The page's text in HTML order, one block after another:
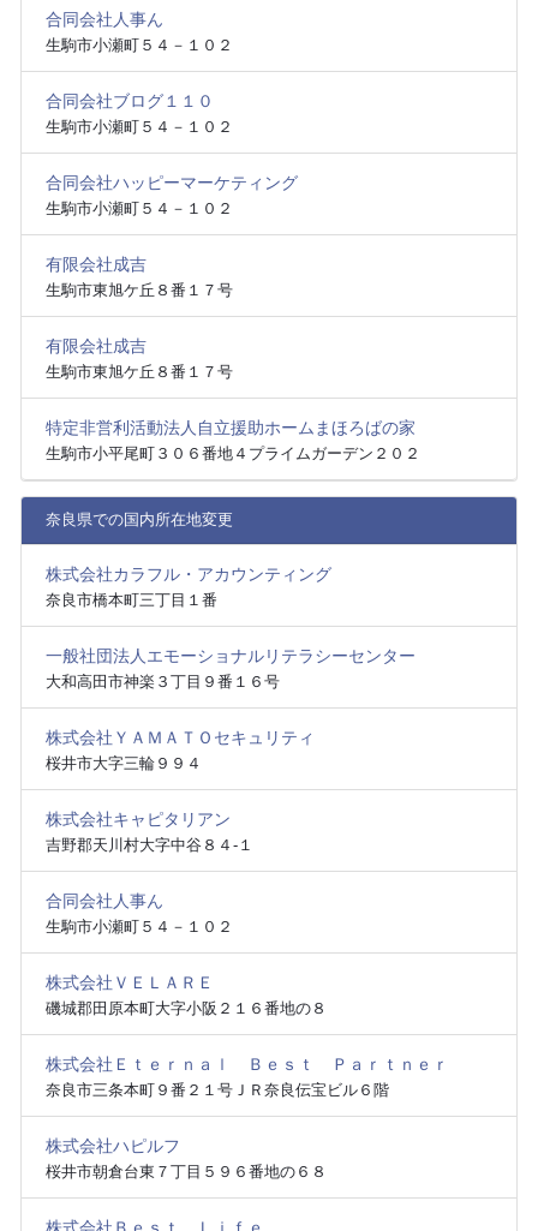
合同会社人事ん
生駒市小瀬町５４－１０２
合同会社ブログ１１０
生駒市小瀬町５４－１０２
合同会社ハッピーマーケティング
生駒市小瀬町５４－１０２
有限会社成吉
生駒市東旭ケ丘８番１７号
有限会社成吉
生駒市東旭ケ丘８番１７号
特定非営利活動法人自立援助ホームまほろばの家
生駒市小平尾町３０６番地４プライムガーデン２０２
奈良県での国内所在地変更
株式会社カラフル・アカウンティング
奈良市橋本町三丁目１番
一般社団法人エモーショナルリテラシーセンター
大和高田市神楽３丁目９番１６号
株式会社ＹＡＭＡＴＯセキュリティ
桜井市大字三輪９９４
株式会社キャピタリアン
吉野郡天川村大字中谷８４‐１
合同会社人事ん
生駒市小瀬町５４－１０２
株式会社ＶＥＬＡＲＥ
磯城郡田原本町大字小阪２１６番地の８
株式会社Ｅｔｅｒｎａｌ Ｂｅｓｔ Ｐａｒｔｎｅｒ
奈良市三条本町９番２１号ＪＲ奈良伝宝ビル６階
株式会社ハピルフ
桜井市朝倉台東７丁目５９６番地の６８